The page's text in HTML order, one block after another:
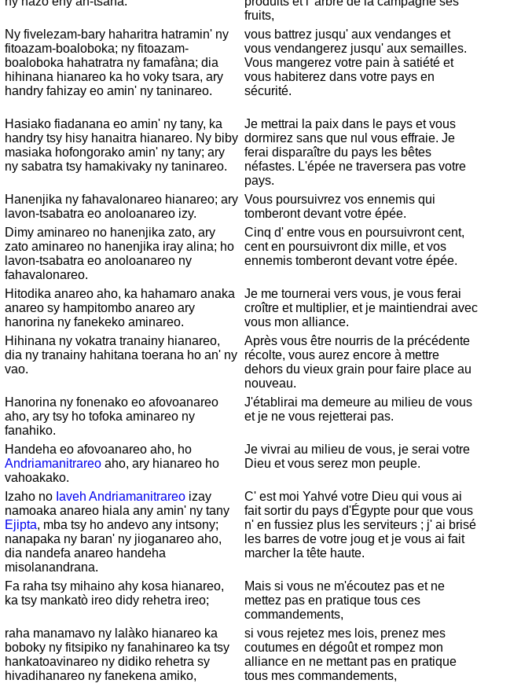
fruits,
Ny fivelezam-bary haharitra hatramin' ny
fitoazam-boaloboka; ny fitoazam-
boaloboka hahatratra ny famafàna; dia
hihinana hianareo ka ho voky tsara, ary
handry fahizay eo amin' ny taninareo.
vous battrez jusqu' aux vendanges et
vous vendangerez jusqu' aux semailles.
Vous mangerez votre pain à satiété et
vous habiterez dans votre pays en
sécurité.
Hasiako fiadanana eo amin' ny tany, ka
handry tsy hisy hanaitra hianareo. Ny biby
masiaka hofongorako amin' ny tany; ary
ny sabatra tsy hamakivaky ny taninareo.
Je mettrai la paix dans le pays et vous
dormirez sans que nul vous effraie. Je
ferai disparaître du pays les bêtes
néfastes. L'épée ne traversera pas votre
pays.
Hanenjika ny fahavalonareo hianareo; ary
lavon-tsabatra eo anoloanareo izy.
Vous poursuivrez vos ennemis qui
tomberont devant votre épée.
Dimy aminareo no hanenjika zato, ary
zato aminareo no hanenjika iray alina; ho
lavon-tsabatra eo anoloanareo ny
fahavalonareo.
Cinq d' entre vous en poursuivront cent,
cent en poursuivront dix mille, et vos
ennemis tomberont devant votre épée.
Hitodika anareo aho, ka hahamaro anaka
anareo sy hampitombo anareo ary
hanorina ny fanekeko aminareo.
Je me tournerai vers vous, je vous ferai
croître et multiplier, et je maintiendrai avec
vous mon alliance.
Hihinana ny vokatra tranainy hianareo,
dia ny tranainy hahitana toerana ho an' ny
vao.
Après vous être nourris de la précédente
récolte, vous aurez encore à mettre
dehors du vieux grain pour faire place au
nouveau.
Hanorina ny fonenako eo afovoanareo
aho, ary tsy ho tofoka aminareo ny
fanahiko.
J'établirai ma demeure au milieu de vous
et je ne vous rejetterai pas.
Handeha eo afovoanareo aho, ho
Andriamanitrareoaho, ary hianareo ho
vahoakako.
Je vivrai au milieu de vous, je serai votre
Dieu et vous serez mon peuple.
Izaho no Iaveh Andriamanitrareoizay
namoaka anareo hiala any amin' ny tany
Ejipta, mba tsy ho andevo any intsony;
nanapaka ny baran' ny jioganareo aho,
dia nandefa anareo handeha
misolanandrana.
C' est moi Yahvé votre Dieu qui vous ai
fait sortir du pays d'Égypte pour que vous
n' en fussiez plus les serviteurs ; j' ai brisé
les barres de votre joug et je vous ai fait
marcher la tête haute.
Fa raha tsy mihaino ahy kosa hianareo,
ka tsy mankatò ireo didy rehetra ireo;
Mais si vous ne m'écoutez pas et ne
mettez pas en pratique tous ces
commandements,
raha manamavo ny lalàko hianareo ka
boboky ny fitsipiko ny fanahinareo ka tsy
hankatoavinareo ny didiko rehetra sy
hivadihanareo ny fanekena amiko,
si vous rejetez mes lois, prenez mes
coutumes en dégoût et rompez mon
alliance en ne mettant pas en pratique
tous mes commandements,